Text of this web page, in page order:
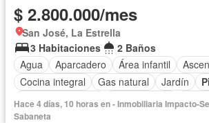
$ 2.800.000/mes
San José, La Estrella
3 Habitaciones
2 Baños
Agua
Aparcadero Área infantil
Cocina integral
Gas natural Jardín
Permite mascotas
Permite niños Solo
Hace 4 días, 10 horas en - Inmobiliaria Impacto-
Sabaneta